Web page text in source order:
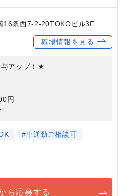
16条西7-2-20TOKOビル3F
職場情報を見る
アップ！★
円
#車通勤ご相談可
ら応募する